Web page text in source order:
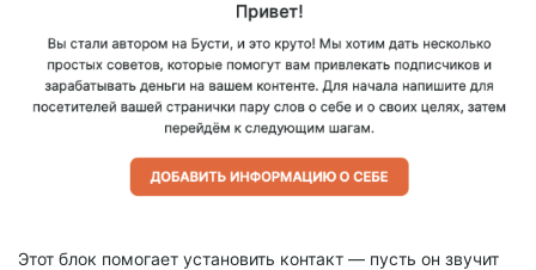
Этот блок помогает установить контакт — пусть он звучит